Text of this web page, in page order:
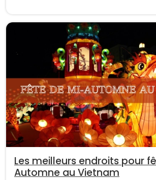
Les meilleurs endroits pour
Automne au Vietnam